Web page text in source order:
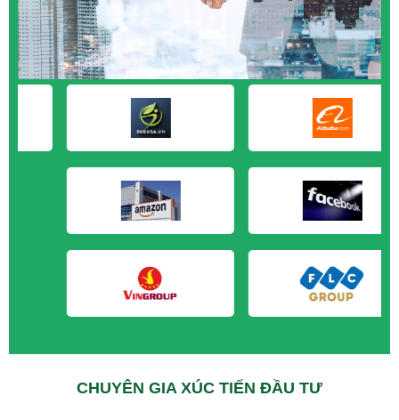
M&A CẦN MUA tại Hậu Giang
M&A CẦN MUA tại Kiên Giang
M&A CẦN MUA tại Long An
M&A CẦN MUA tại Sóc Trăng
M&A CẦN MUA tại Tây Ninh
M&A CẦN MUA tại Tiền Giang
M&A CẦN MUA tại Trà Vinh
M&A CẦN MUA tại Hưng Yên
M&A CẦN MUA tại Quảng Ninh
CHUYÊN GIA XÚC TIẾN ĐẦU TƯ